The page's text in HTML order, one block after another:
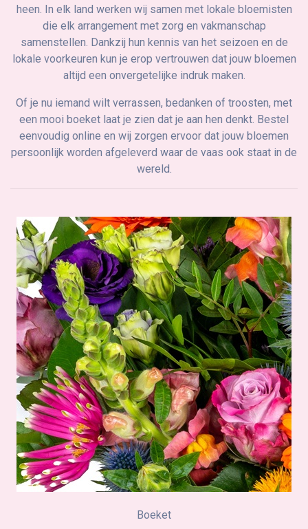
heen. In elk land werken wij samen met lokale bloemisten
die elk arrangement met zorg en vakmanschap
samenstellen. Dankzij hun kennis van het seizoen en de
lokale voorkeuren kun je erop vertrouwen dat jouw bloemen
altijd een onvergetelijke indruk maken.
Of je nu iemand wilt verrassen, bedanken of troosten, met
een mooi boeket laat je zien dat je aan hen denkt. Bestel
eenvoudig online en wij zorgen ervoor dat jouw bloemen
persoonlijk worden afgeleverd waar de vaas ook staat in de
wereld.
Boeket